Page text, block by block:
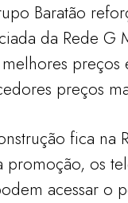
Baratão
da Rede
preços
fica na
promoção, os
acessar o